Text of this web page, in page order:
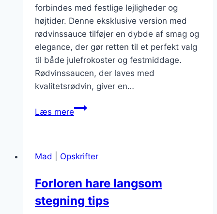
forbindes med festlige lejligheder og
højtider. Denne eksklusive version med
rødvinssauce tilføjer en dybde af smag og
elegance, der gør retten til et perfekt valg
til både julefrokoster og festmiddage.
Rødvinssaucen, der laves med
kvalitetsrødvin, giver en…
Læs mereForloren
En
version
Mad Opskrifter
Forloren hare langsom
stegning tips